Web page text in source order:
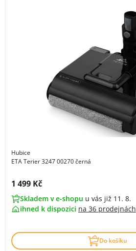
Hubice
ETA Terier 3247 00270 černá
Cena s DPH:
1 499 Kč
Skladem v e-shopu u vás již 11. 8.
ihned k dispozici na 36 prodejnách
Do košíku